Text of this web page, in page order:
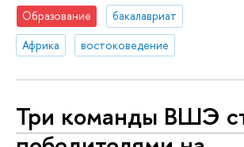
Образование
бакалавриат
Африка
востоковедение
Три команды ВШЭ